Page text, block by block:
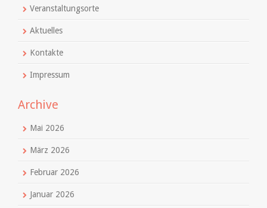
Veranstaltungsorte
Aktuelles
Kontakte
Impressum
Archive
Mai 2026
März 2026
Februar 2026
Januar 2026